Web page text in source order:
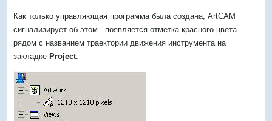
Как только управляющая программа была создана, ArtCAM
сигнализирует об этом - появляется отметка красного цвета
рядом с названием траектории движения инструмента на
закладкеProject